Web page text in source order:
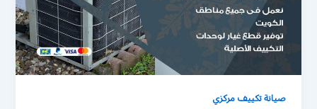
صيانة تكييف مركزي